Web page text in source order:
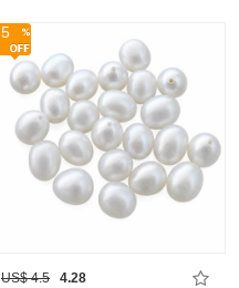
5
US$ 4.5 4.28